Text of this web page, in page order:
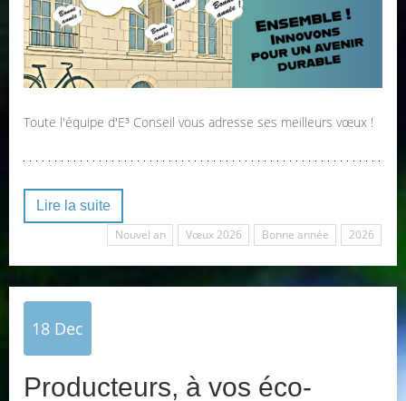
Toute l'équipe d'E³ Conseil vous adresse ses meilleurs vœux !
Lire la suite
Nouvel an
Vœux 2026 Bonne année 2026
18 Dec
Producteurs, à vos éco-